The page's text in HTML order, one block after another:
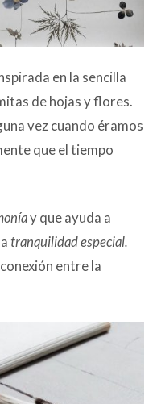
en la sencilla
de hojas y flores.
vez cuando éramos
que el tiempo
y que ayuda a
tranquilidad especial.
entre la